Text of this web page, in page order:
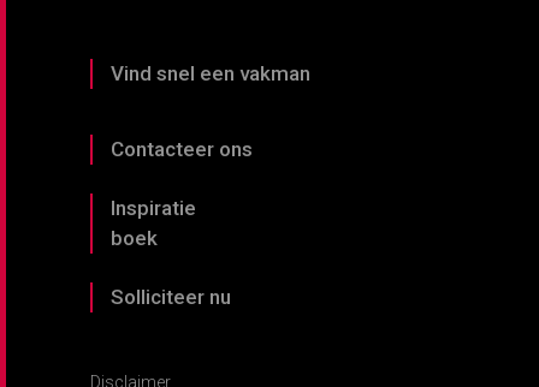
Vind snel een vakman
Contacteer ons
Inspiratie
boek
Solliciteer nu
Disclaimer